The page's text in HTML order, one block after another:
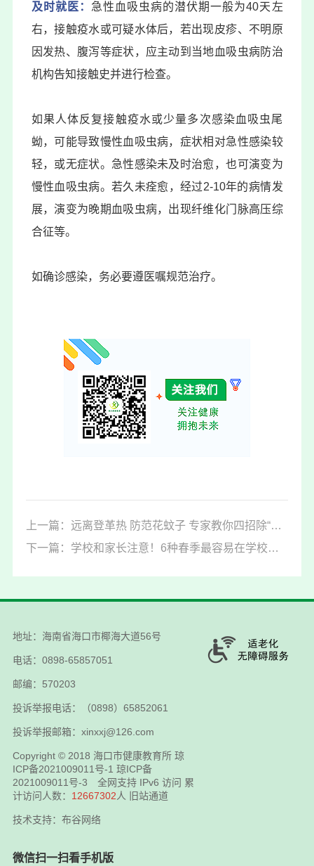
及时就医： 急性血吸虫病的潜伏期一般为40天左
右，接触疫水或可疑水体后，若出现皮疹、不明原
因发热、腹泻等症状，应主动到当地血吸虫病防治
机构告知接触史并进行检查。
如果人体反复接触疫水或少量多次感染血吸虫尾
蚴，可能导致慢性血吸虫病，症状相对急性感染较
轻，或无症状。急性感染未及时治愈，也可演变为
慢性血吸虫病。若久未痊愈，经过2-10年的病情发
展，演变为晚期血吸虫病，出现纤维化门脉高压综
合征等。
如确诊感染，务必要遵医嘱规范治疗。
上一篇：远离登革热 防范花蚊子 专家教你四招除“老窝”
下一篇：学校和家长注意！6种春季最容易在学校传播的传染病
地址：海南省海口市椰海大道56号
电话：0898-65857051
邮编：570203
投诉举报电话：（0898）65852061
投诉举报邮箱：xinxxj@126.com
Copyright © 2018 海口市健康教育所 琼
ICP备2021009011号-1 琼ICP备
2021009011号-3 全网支持 IPv6 访问 累
计访问人数： 12667302人 旧站通道
技术支持：布谷网络
微信扫一扫看手机版